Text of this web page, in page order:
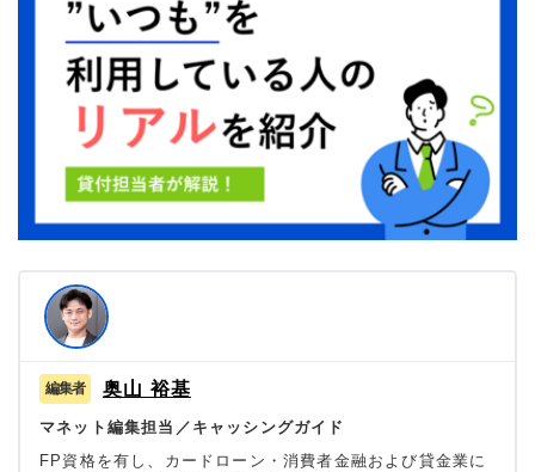
への口コミ収集などに基づき、公平性を担保した情報提供を行っています。
>提携企業一覧
奥山 裕基
マネット編集担当／キャッシングガイド
FP資格を有し、カードローン・消費者金融および貸金業に